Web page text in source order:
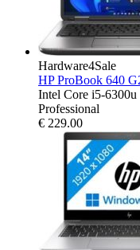
Hardware4Sale
HP ProBook 640
Intel Core i5-
Professional
€ 229.00